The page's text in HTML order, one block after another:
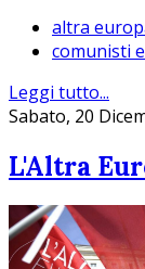
altra
comunisti
Leggi tutto...
Sabato, 20
L'Altra